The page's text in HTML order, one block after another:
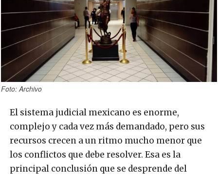
Foto: Archivo
El sistema judicial mexicano es enorme,
complejo y cada vez más demandado, pero sus
recursos crecen a un ritmo mucho menor que
los conflictos que debe resolver. Esa es la
principal conclusión que se desprende del